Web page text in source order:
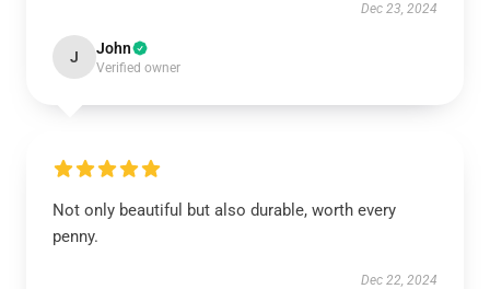
Dec 23, 2024
J John
Verified owner
Not only beautiful but also durable, worth every
penny.
Dec 22, 2024